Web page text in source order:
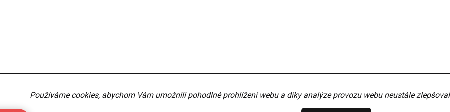
Používáme cookies, abychom Vám umožnili pohodlné prohlížení webu a díky analýze provozu webu neustále